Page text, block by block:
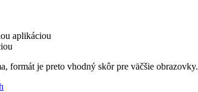
aplikáciou
formát je preto vhodný skôr pre väčšie obrazovky.